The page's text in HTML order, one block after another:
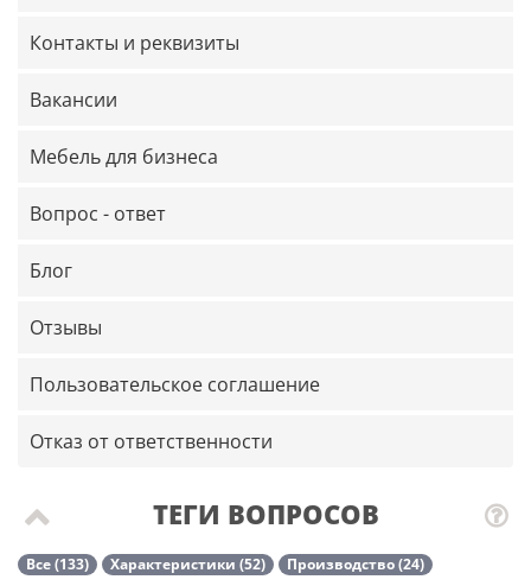
Контакты и реквизиты
Вакансии
Мебель для бизнеса
Вопрос - ответ
Блог
Отзывы
Пользовательское соглашение
Отказ от ответственности
ТЕГИ ВОПРОСОВ
Все (133) Характеристики (52)
Производство (24)